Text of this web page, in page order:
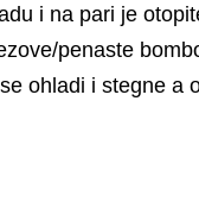
i na pari je
penaste
ohladi i stegne a